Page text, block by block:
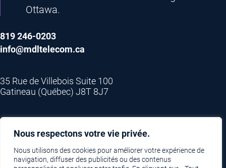
Nous respectons votre vie privée.
Nous utilisons des cookies pour améliorer votre expérience de
navigation, diffuser des publicités ou des contenus
Ottawa.
819 246-0203
info@mdltelecom.ca
35 Rue de Villebois Suite 100
Gatineau (Québec) J8T 8J7
Privacy policy
MDL Telecom – All rights reserved – 2025